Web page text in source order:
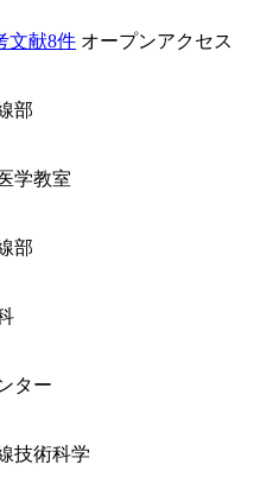
文献8件 オープンアクセス
部
学教室
部
ター
技術科学